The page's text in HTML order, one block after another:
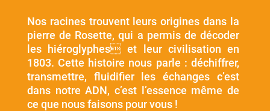
Nos racines trouvent leurs origines dans la
pierre de Rosette, qui a permis de décoder
les hiéroglyphes et leur civilisation en
1803. Cette histoire nous parle : déchiffrer,
transmettre, fluidifier les échanges c’est
dans notre ADN, c’est l’essence même de
ce que nous faisons pour vous !